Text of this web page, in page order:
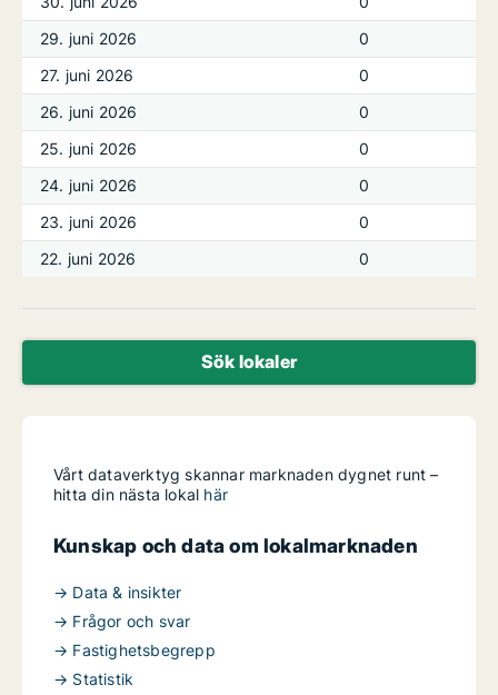
29. juni 2026
0
27. juni 2026
0
26. juni 2026
0
25. juni 2026
0
24. juni 2026
0
23. juni 2026
0
22. juni 2026
0
Sök lokaler
Vårt dataverktyg skannar marknaden dygnet runt –
hitta din nästa lokal här
Kunskap och data om lokalmarknaden
→ Data & insikter
→ Frågor och svar
→ Fastighetsbegrepp
→ Statistik